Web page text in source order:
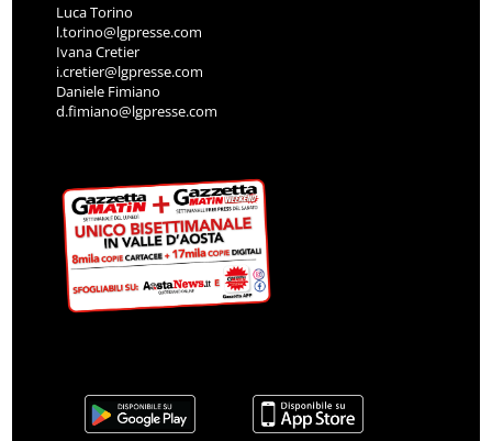
Luca Torino
l.torino@lgpresse.com
Ivana Cretier
i.cretier@lgpresse.com
Daniele Fimiano
d.fimiano@lgpresse.com